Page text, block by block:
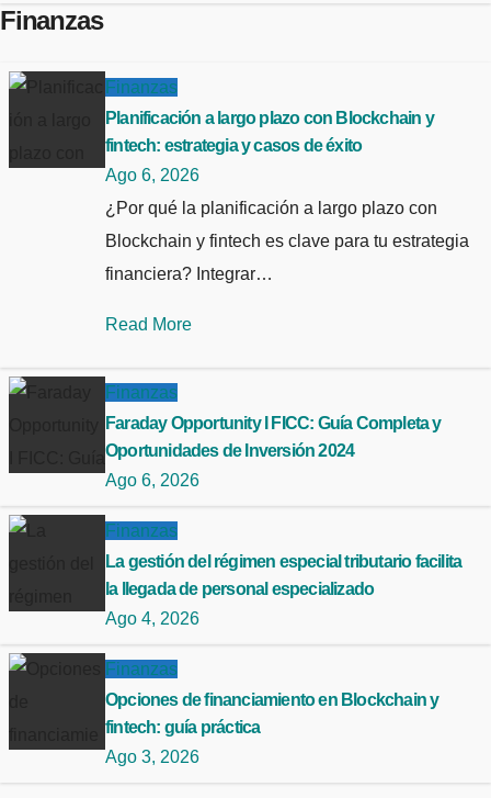
Finanzas
Finanzas
Planificación a largo plazo con Blockchain y
fintech: estrategia y casos de éxito
Ago 6, 2026
¿Por qué la planificación a largo plazo con
Blockchain y fintech es clave para tu estrategia
financiera? Integrar…
Read More
Finanzas
Faraday Opportunity I FICC: Guía Completa y
Oportunidades de Inversión 2024
Ago 6, 2026
Finanzas
La gestión del régimen especial tributario facilita
la llegada de personal especializado
Ago 4, 2026
Finanzas
Opciones de financiamiento en Blockchain y
fintech: guía práctica
Ago 3, 2026